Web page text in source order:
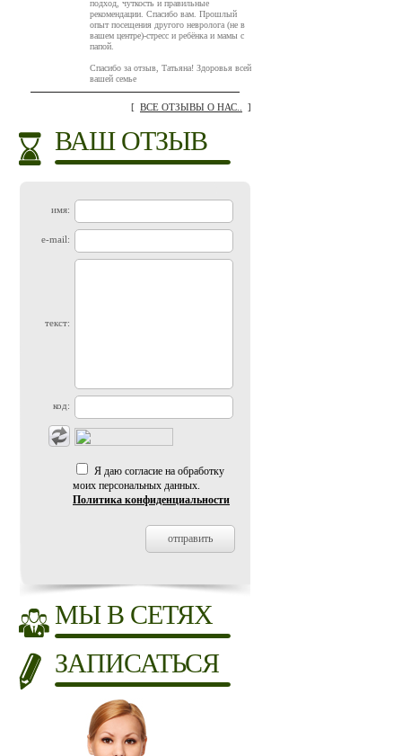
подход, чуткость и правильные
рекомендации. Спасибо вам. Прошлый
опыт посещения другого невролога (не в
вашем центре)-стресс и ребёнка и мамы с
папой.
Спасибо за отзыв, Татьяна! Здоровья всей
вашей семье
[ ВСЕ ОТЗЫВЫ О НАС.. ]
ВАШ ОТЗЫВ
имя:
e-mail:
текст:
код:
Я даю согласие на обработку
моих персональных данных.
Политика конфиденциальности
МЫ В СЕТЯХ
ЗАПИСАТЬСЯ